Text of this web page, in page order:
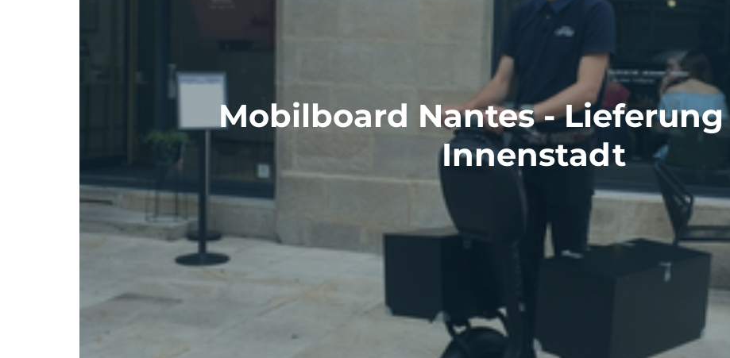
Mobilboard Nantes -
Innenstadt